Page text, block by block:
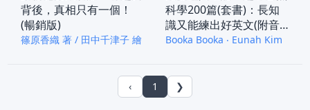
背後，真相只有一個！
(暢銷版)
篠原香織 著 / 田中千津子 繪
科學200篇(套書)：長知
識又能練出好英文(附音
檔，可掃描QR Code +下
Booka Booka ‧ Eunah Kim
‹ 1 ❯